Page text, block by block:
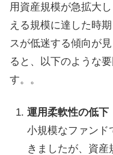
用資産規模が急拡大
える規模に達した時
スが低迷する傾向が
ると、以下のような
す。。
運用柔軟性の低下
小規模なファンド
きましたが、資